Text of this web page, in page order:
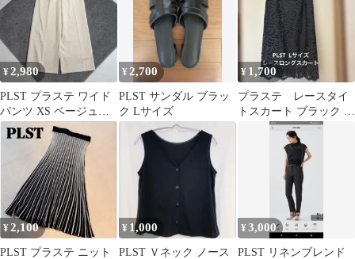
¥2,980
PLST プラステ ワイド
パンツ XS ベージュタ
ック
¥ 2,700
PLST サンダル ブラッ
ク Lサイズ
¥ 1,700
プラステ レースタイ
トスカート ブラック ロ
ング丈
¥2,100
PLST プラステ ニット
¥ 1,000
PLST Ｖネック ノース
¥3,000
PLST リネンブレンド